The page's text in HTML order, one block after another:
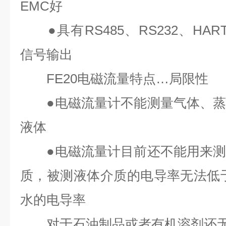
EMC好
●具有RS485、 RS232、
信号输出
FE20电磁流量特点… 局限性
●电磁流量计不能测量气体、
液体
●电磁流量计目前还不能用来
质，被测液体介质的电导率无法低
水的电导率